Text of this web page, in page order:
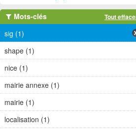
Mots-clés Tout
sig (1)
shape (1)
nice (1)
mairie annexe (1)
mairie (1)
localisation (1)